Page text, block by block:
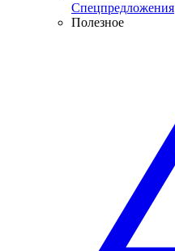
Спецпредложения
Полезное